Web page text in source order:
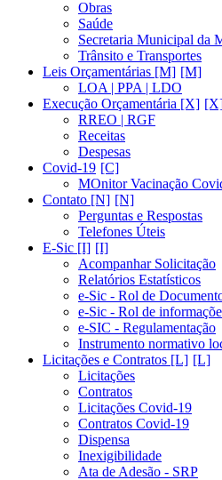
Obras
Saúde
Secretaria Municipal da
Trânsito e Transportes
Leis Orçamentárias [M]
LOA | PPA | LDO
Execução Orçamentária [X]
RREO | RGF
Receitas
Despesas
Covid-19
MOnitor Vacinação
Contato [N]
Perguntas e Respostas
Telefones Úteis
E-Sic [I]
Acompanhar Solicitação
Relatórios Estatísticos
e-Sic - Rol de
e-Sic - Rol de
e-SIC - Regulamentação
Instrumento normativo
Licitações e Contratos [L]
Licitações
Contratos
Licitações Covid-19
Contratos Covid-19
Dispensa
Inexigibilidade
Ata de Adesão - SRP